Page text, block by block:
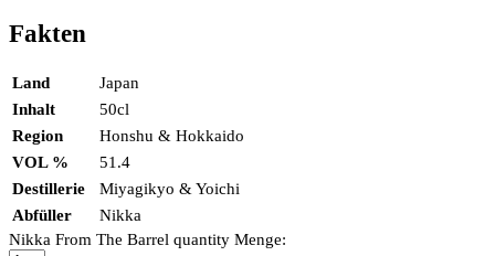
Fakten
Land
Japan
Inhalt
50cl
Region
Honshu & Hokkaido
VOL %
51.4
Destillerie
Miyagikyo & Yoichi
Abfüller
Nikka
Nikka From The Barrel quantity Menge: